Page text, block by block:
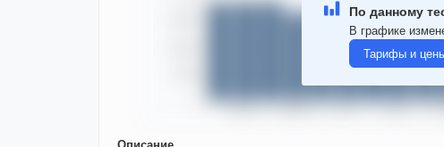
По данному
В графике
Тарифы и